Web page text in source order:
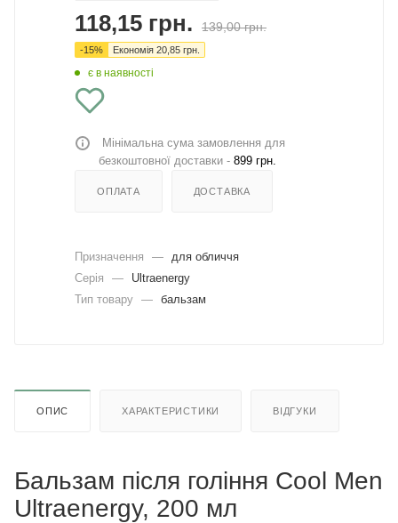
118,15 грн. 139,00грн.
-15% Економія 20,85 грн.
є в наявності
Мінімальна сума замовлення для
безкоштовної доставки - 899 грн.
ОПЛАТА ДОСТАВКА
Призначення —
для обличчя
Серія
—
Ultraenergy
Тип товару — бальзам
ОПИС ХАРАКТЕРИСТИКИ ВІДГУКИ
Бальзам після гоління Cool Men
Ultraenergy, 200 мл